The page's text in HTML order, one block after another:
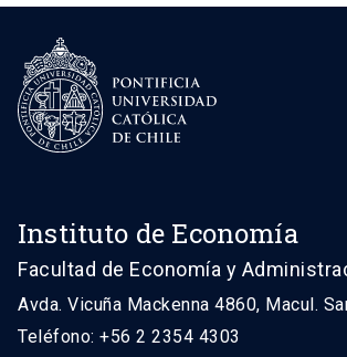
Instituto de Economía
Facultad de Economía y
Avda. Vicuña Mackenna 4860, Macul.
Teléfono: +56 2 2354 4303